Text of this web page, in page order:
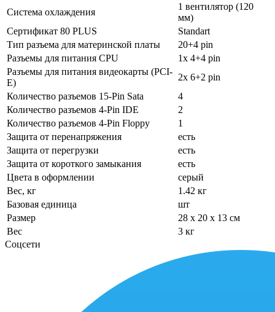
Система охлаждения
1 вентилятор (120
мм)
Сертификат 80 PLUS
Standart
Тип разъема для материнской платы
20+4 pin
Разъемы для питания CPU
1x 4+4 pin
Разъемы для питания видеокарты (PCI-
E)
2x 6+2 pin
Количество разъемов 15-Pin Sata
4
Количество разъемов 4-Pin IDE
2
Количество разъемов 4-Pin Floppy
1
Защита от перенапряжения
есть
Защита от перегрузки
есть
Защита от короткого замыкания
есть
Цвета в оформлении
серый
Вес, кг
1.42 кг
Базовая единица
шт
Размер
28 x 20 x 13 см
Вес
3 кг
Соцсети